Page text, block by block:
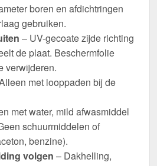
boren en afdichtringen
gebruiken.
– UV-gecoate zijde richting
de plaat. Beschermfolie
verwijderen.
met looppaden bij de
met water, mild afwasmiddel
schuurmiddelen of
benzine).
volgen – Dakhelling,